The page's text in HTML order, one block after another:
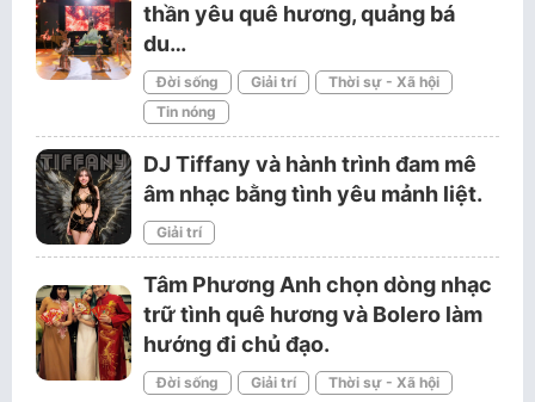
thần yêu quê hương, quảng bá
du…
Đời sống Giải trí
Thời sự - Xã hội
Tin nóng
DJ Tiffany và hành trình đam mê
âm nhạc bằng tình yêu mảnh liệt.
Giải trí
Tâm Phương Anh chọn dòng nhạc
trữ tình quê hương và Bolero làm
hướng đi chủ đạo.
Đời sống Giải trí Thời sự - Xã hội